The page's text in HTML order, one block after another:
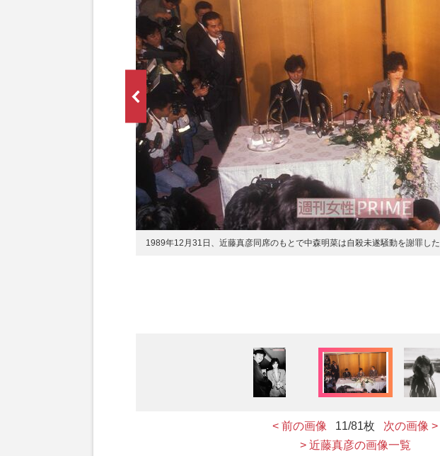
1989年12月31日、近藤真彦同席のもとで中森明菜は自殺未遂騒動を謝罪した
< 前の画像 11/81枚
次の画像 >
> 近藤真彦の画像一覧